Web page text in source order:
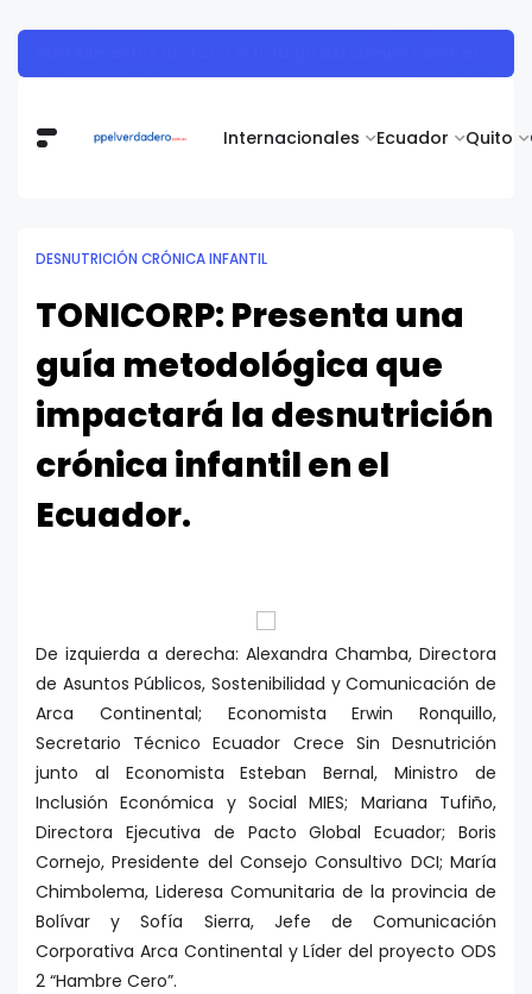
Internacionales Ecuador Quito
DESNUTRICIÓN CRÓNICA INFANTIL
TONICORP: Presenta una
guía metodológica que
impactará la desnutrición
crónica infantil en el
Ecuador.
De izquierda a derecha: Alexandra Chamba, Directora
de Asuntos Públicos, Sostenibilidad y Comunicación de
Arca Continental; Economista Erwin Ronquillo,
Secretario Técnico Ecuador Crece Sin Desnutrición
junto al Economista Esteban Bernal, Ministro de
Inclusión Económica y Social MIES; Mariana Tufiño,
Directora Ejecutiva de Pacto Global Ecuador; Boris
Cornejo, Presidente del Consejo Consultivo DCI; María
Chimbolema, Lideresa Comunitaria de la provincia de
Bolívar y Sofía Sierra, Jefe de Comunicación
Corporativa Arca Continental y Líder del proyecto ODS
2 “Hambre Cero”.